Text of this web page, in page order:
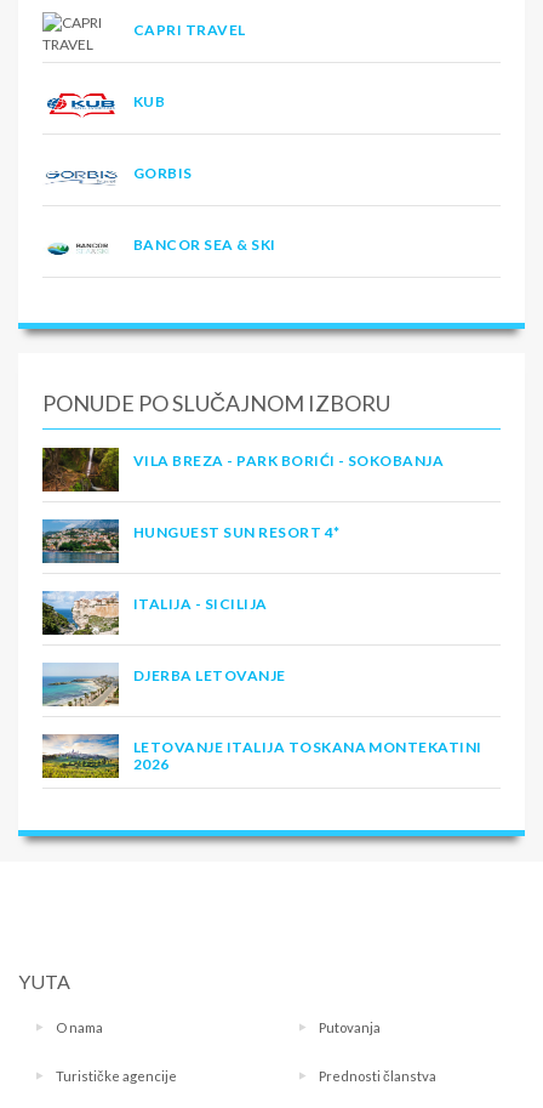
CAPRI TRAVEL
KUB
GORBIS
BANCOR SEA & SKI
PONUDE PO SLUČAJNOM IZBORU
VILA BREZA - PARK BORIĆI - SOKOBANJA
HUNGUEST SUN RESORT 4*
ITALIJA - SICILIJA
DJERBA LETOVANJE
LETOVANJE ITALIJA TOSKANA MONTEKATINI
2026
YUTA
O nama Putovanja
Turističke agencije Prednosti članstva